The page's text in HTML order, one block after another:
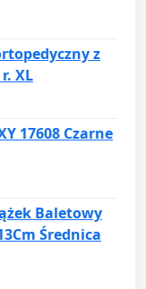
z
XL
17608 Czarne
Baletowy
Średnica